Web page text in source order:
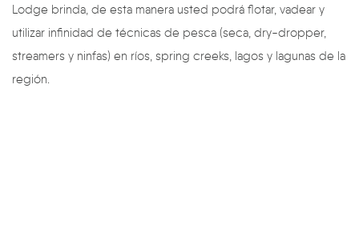
Lodge brinda, de esta manera usted podrá flotar, vadear y
utilizar infinidad de técnicas de pesca (seca, dry-dropper,
streamers y ninfas) en ríos, spring creeks, lagos y lagunas de la
región.